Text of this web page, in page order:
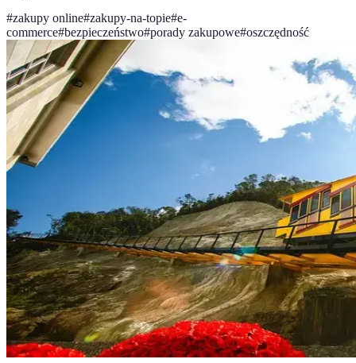
#zakupy online#zakupy-na-topie#e-
commerce#bezpieczeństwo#porady zakupowe#oszczędność